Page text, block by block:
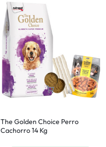
The Golden Choice Perro
Cachorro 14 Kg